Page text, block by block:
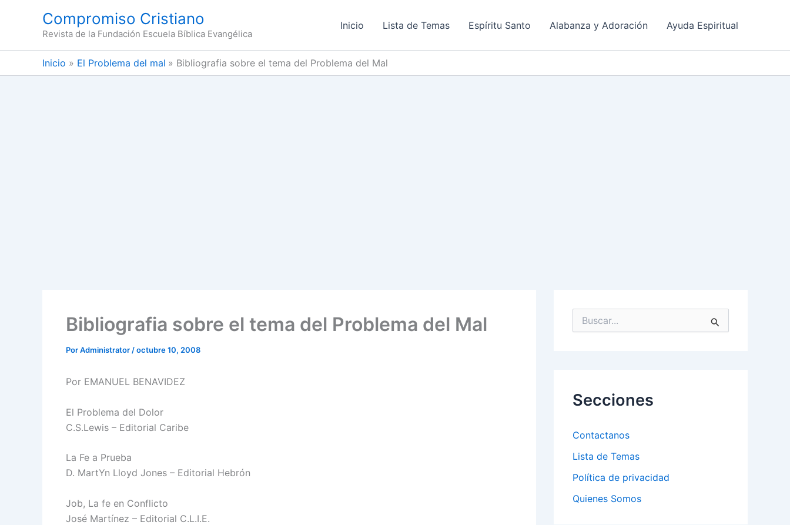
contenido
Compromiso Cristiano
Revista de la Fundación Escuela Bíblica Evangélica
Inicio Lista de Temas Espíritu Santo Alabanza y Adoración Ayuda Espiritual
Inicio El Problema del mal Bibliografia sobre el tema del Problema del Mal
Bibliografia sobre el tema del Problema del Mal
PorAdministrator /octubre 10, 2008
Por EMANUEL BENAVIDEZ
El Problema del Dolor
C.S.Lewis – Editorial Caribe
La Fe a Prueba
D. MartYn Lloyd Jones – Editorial Hebrón
Job, La fe en Conflicto
José Martínez – Editorial C.L.I.E.
o
rSecciones
Contactanos
Lista de Temas
Política de privacidad
Quienes Somos